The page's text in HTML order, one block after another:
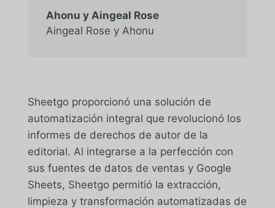
Ahonu y Aingeal Rose
Aingeal Rose y Ahonu
Sheetgo proporcionó una solución de
automatización integral que revolucionó los
informes de derechos de autor de la
editorial. Al integrarse a la perfección con
sus fuentes de datos de ventas y Google
Sheets, Sheetgo permitió la extracción,
limpieza y transformación automatizadas de